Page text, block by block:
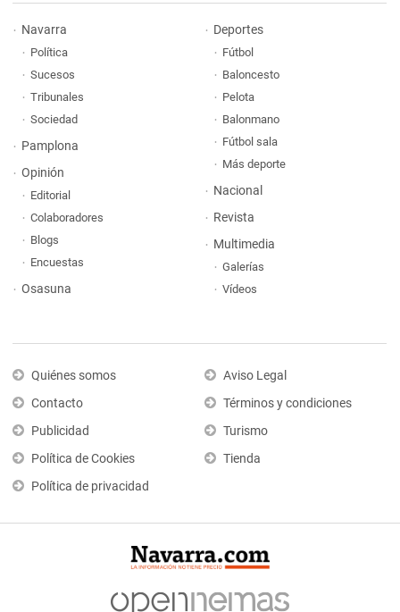
Navarra
Política
Sucesos
Tribunales
Sociedad
Pamplona
Opinión
Editorial
Colaboradores
Blogs
Encuestas
Osasuna
Deportes
Fútbol
Baloncesto
Pelota
Balonmano
Fútbol sala
Más deporte
Nacional
Revista
Multimedia
Galerías
Vídeos
Quiénes somos
Contacto
Publicidad
Política de Cookies
Política de privacidad
Aviso Legal
Términos y condiciones
Turismo
Tienda